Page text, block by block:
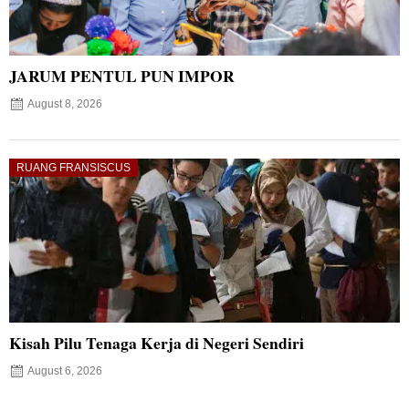
JARUM PENTUL PUN IMPOR
August 8, 2026
RUANG FRANSISCUS
Kisah Pilu Tenaga Kerja di Negeri Sendiri
August 6, 2026